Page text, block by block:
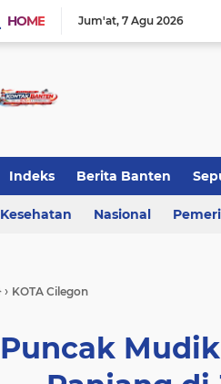
HOME Jum'at 7 Agu 2026
Indeks Berita Banten
KOTA TANGERANG
Kesehatan Nasional
› KOTA Cilegon
Puncak